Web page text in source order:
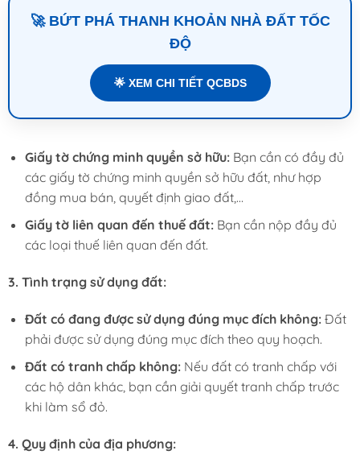
🚀 BỨT PHÁ THANH KHOẢN NHÀ ĐẤT TỐC
ĐỘ
🌟 XEM CHI TIẾT QCBDS
Giấy tờ chứng minh quyền sở hữu:Bạn cần có đầy đủ
các giấy tờ chứng minh quyền sở hữu đất, như hợp
đồng mua bán, quyết định giao đất,…
Giấy tờ liên quan đến thuế đất:Bạn cần nộp đầy đủ
các loại thuế liên quan đến đất.
3. Tình trạng sử dụng đất:
Đất có đang được sử dụng đúng mục đích không:Đất
phải được sử dụng đúng mục đích theo quy hoạch.
Đất có tranh chấp không:Nếu đất có tranh chấp với
các hộ dân khác, bạn cần giải quyết tranh chấp trước
khi làm sổ đỏ.
4. Quy định của địa phương: